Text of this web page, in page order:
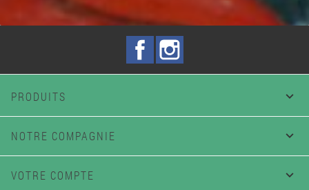
Facebook
PRODUITS 
NOTRE COMPAGNIE 
VOTRE COMPTE 